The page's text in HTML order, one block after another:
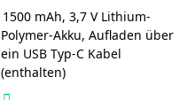
1500 mAh, 3,7 V Lithium-
Polymer-Akku, Aufladen über
ein USB Typ-C Kabel
(enthalten)